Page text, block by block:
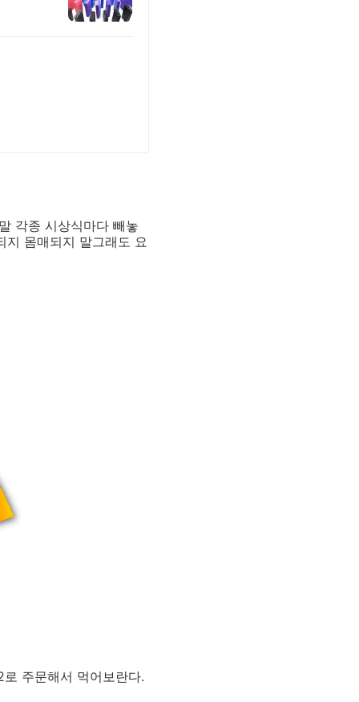
각종 시상식마다 빼놓
지 몸매되지 말그래도 요
주문해서 먹어보란다.